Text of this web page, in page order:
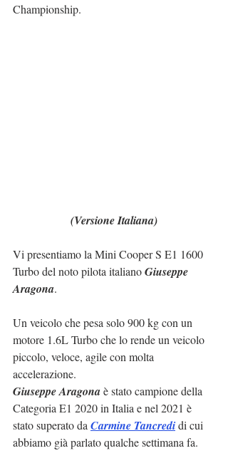
Championship.
(Versione Italiana)
Vi presentiamo la Mini Cooper S E1 1600
Turbo del noto pilota italiano Giuseppe
Aragona.
Un veicolo che pesa solo 900 kg con un
motore 1.6L Turbo che lo rende un veicolo
piccolo, veloce, agile con molta
accelerazione.
Giuseppe Aragona è stato campione della
Categoria E1 2020 in Italia e nel 2021 è
stato superato da Carmine Tancredi di cui
abbiamo già parlato qualche settimana fa.